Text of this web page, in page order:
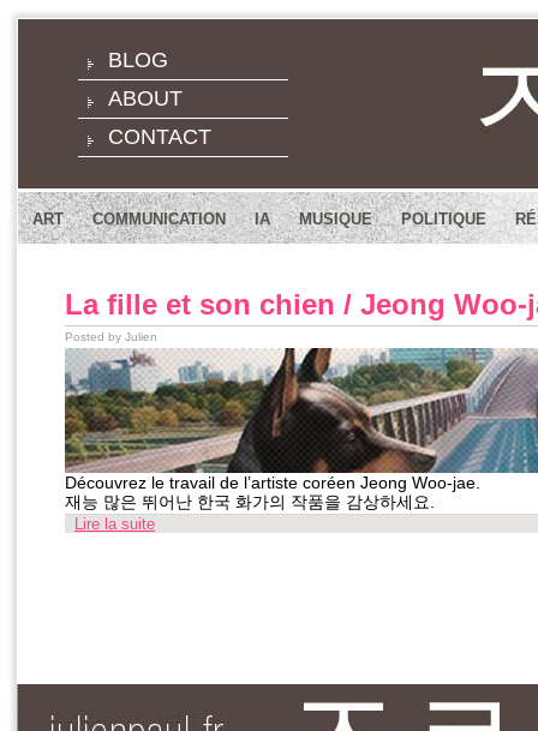
BLOG
ABOUT
CONTACT
ART COMMUNICATION IA MUSIQUE POLITIQUE
La fille et son chien / Jeong Woo-
Posted by Julien
Découvrez le travail de l’artiste coréen Jeong Woo-jae.
재능 많은 뛰어난 한국 화가의 작품을 감상하세요.
Lire la suite